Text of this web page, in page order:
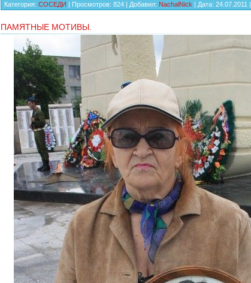
Категория: СОСЕДИ | Просмотров: 824 | Добавил: NachalNick | Дата: 24.07.2011 |
ПАМЯТНЫЕ МОТИВЫ.